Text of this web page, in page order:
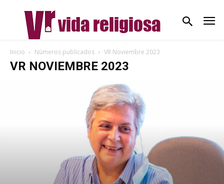
Inicio Números publicados VR Noviembre 2023
VR NOVIEMBRE 2023